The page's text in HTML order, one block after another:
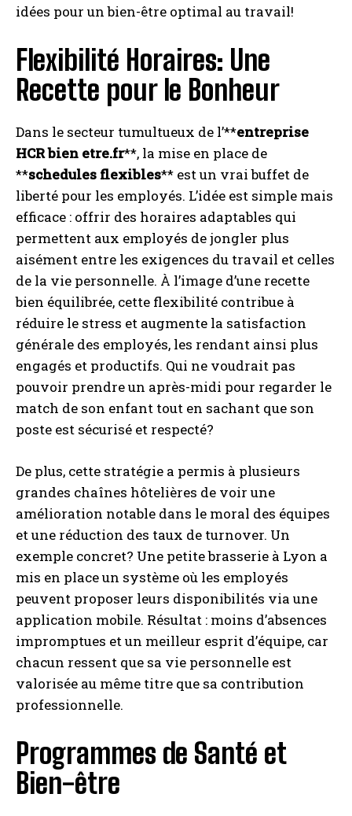
idées pour un bien-être optimal au travail!
Flexibilité Horaires: Une
Recette pour le Bonheur
Dans le secteur tumultueux de l’**entreprise
HCR bien etre.fr**, la mise en place de
**schedules flexibles** est un vrai buffet de
liberté pour les employés. L’idée est simple mais
efficace : offrir des horaires adaptables qui
permettent aux employés de jongler plus
aisément entre les exigences du travail et celles
de la vie personnelle. À l’image d’une recette
bien équilibrée, cette flexibilité contribue à
réduire le stress et augmente la satisfaction
générale des employés, les rendant ainsi plus
engagés et productifs. Qui ne voudrait pas
pouvoir prendre un après-midi pour regarder le
match de son enfant tout en sachant que son
poste est sécurisé et respecté?
De plus, cette stratégie a permis à plusieurs
grandes chaînes hôtelières de voir une
amélioration notable dans le moral des équipes
et une réduction des taux de turnover. Un
exemple concret? Une petite brasserie à Lyon a
mis en place un système où les employés
peuvent proposer leurs disponibilités via une
application mobile. Résultat : moins d’absences
impromptues et un meilleur esprit d’équipe, car
chacun ressent que sa vie personnelle est
valorisée au même titre que sa contribution
professionnelle.
Programmes de Santé et
Bien-être